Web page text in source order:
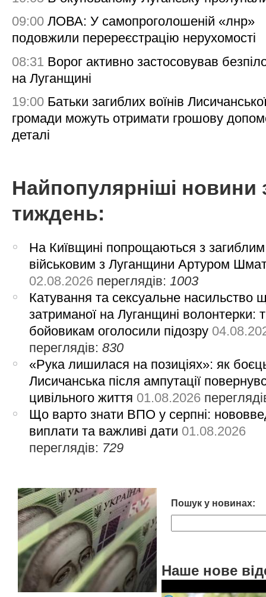
09:00 ЛОВА: У самопроголошеній «лнр»
подовжили перереєстрацію нерухомості
08:31 Ворог активно застосовував
на Луганщині
19:00 Батьки загиблих воїнів
громади можуть отримати грошову
деталі
Найпопулярніші новини
тиждень:
На Київщині попрощаються з загиблим
військовим з Луганщини Артуром
02.08.2026 переглядів:1003
Катування та сексуальне насильство
затриманої на Луганщині волонтерки:
бойовикам оголосили підозру
переглядів:830
«Рука лишилася на позиціях»: як
Лисичанська після ампутації
цивільного життя 01.08.2026
Що варто знати ВПО у серпні:
виплати та важливі дати 01.08.2026
переглядів: 729
Пошук у новинах:
Наше нове